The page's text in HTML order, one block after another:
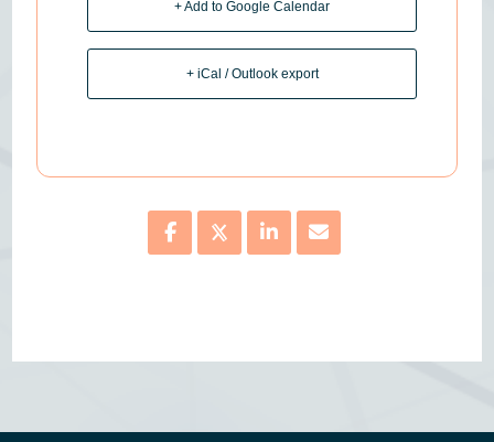
+ Add to Google Calendar
+ iCal / Outlook export